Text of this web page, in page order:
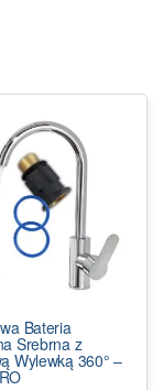
Bateria
Srebrna z
Wylewką 360° –